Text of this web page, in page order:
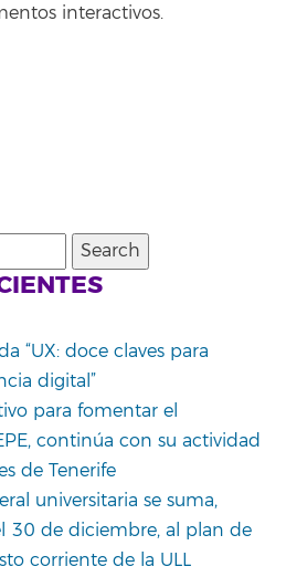
interactivos.
“UX: doce claves para
digital”
para fomentar el
continúa con su actividad
de Tenerife
universitaria se suma,
30 de diciembre, al plan de
corriente de la ULL